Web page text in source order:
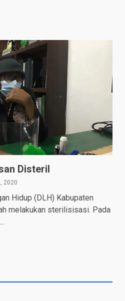
Disteril
2020
Hidup (DLH) Kabupaten
melakukan sterilisisasi. Pada